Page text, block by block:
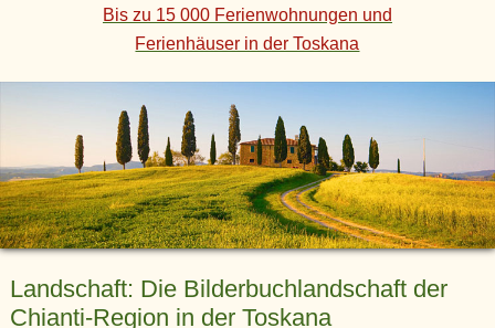
Bis zu 15 000 Ferienwohnungen und
Ferienhäuser in der Toskana
Landschaft: Die Bilderbuchlandschaft der
Chianti-Region in der Toskana